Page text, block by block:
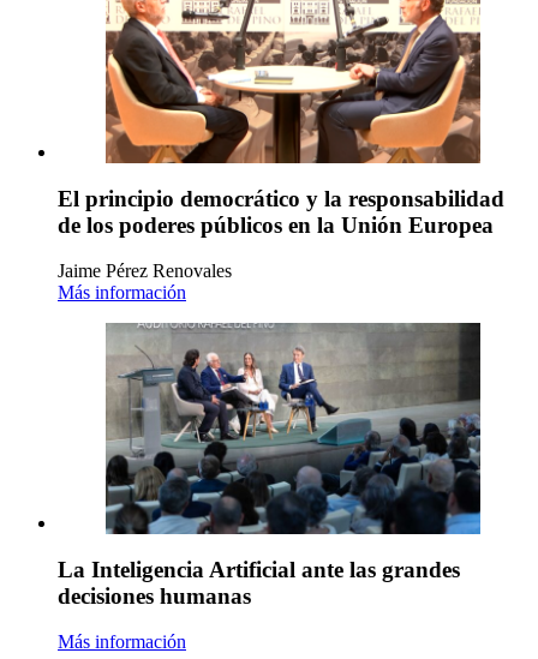
El principio democrático y la responsabilidad
de los poderes públicos en la Unión Europea
Jaime Pérez Renovales
Más información
La Inteligencia Artificial ante las grandes
decisiones humanas
Más información